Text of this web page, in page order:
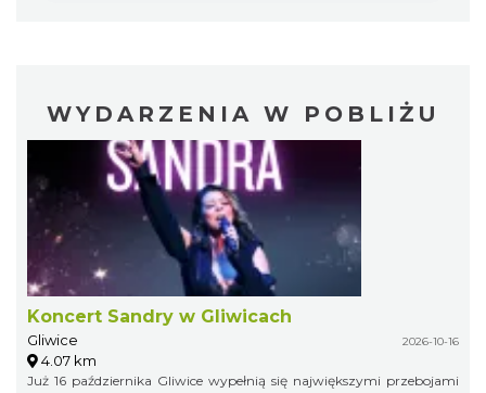
WYDARZENIA W POBLIŻU
Koncert Sandry w Gliwicach
Gliwice 2026-10-16
4.07 km
Już 16 października Gliwice wypełnią się największymi przebojami